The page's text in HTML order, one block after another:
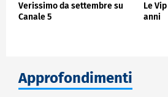
Verissimo da settembre su
Canale 5
Le
anni
Approfondimenti